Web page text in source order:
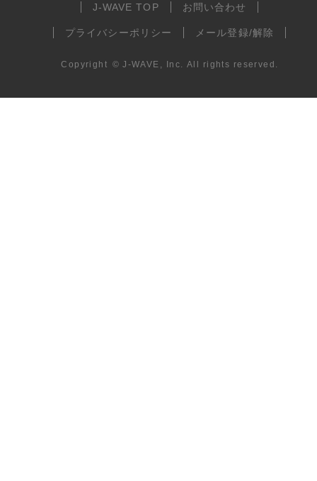
J-WAVE TOP お問い合わせ
プライバシーポリシー メール登録/解除
Copyright © J-WAVE, Inc. All rights reserved.